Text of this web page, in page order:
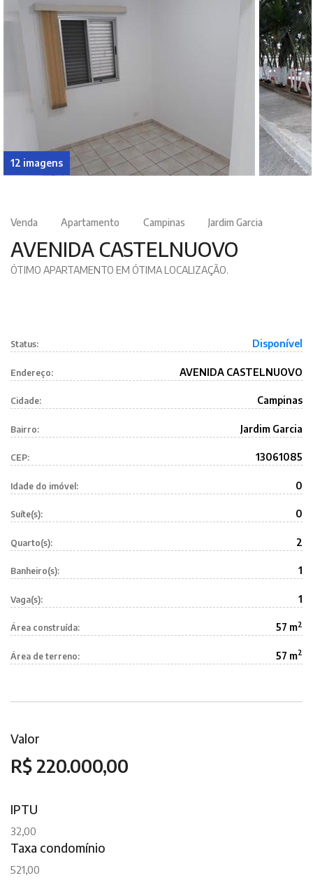
12 imagens
Venda Apartamento Campinas Jardim Garcia
AVENIDA CASTELNUOVO
ÓTIMO APARTAMENTO EM ÓTIMA LOCALIZAÇÃO.
Status: Disponível
Endereço: AVENIDA CASTELNUOVO
Cidade: Campinas
Bairro: Jardim Garcia
CEP: 13061085
Idade do imóvel: 0
Suíte(s): 0
Quarto(s): 2
Banheiro(s): 1
Vaga(s): 1
Área construída: 57 m2
Área de terreno: 57 m2
Valor
R$ 220.000,00
IPTU
32,00
Taxa condomínio
521,00